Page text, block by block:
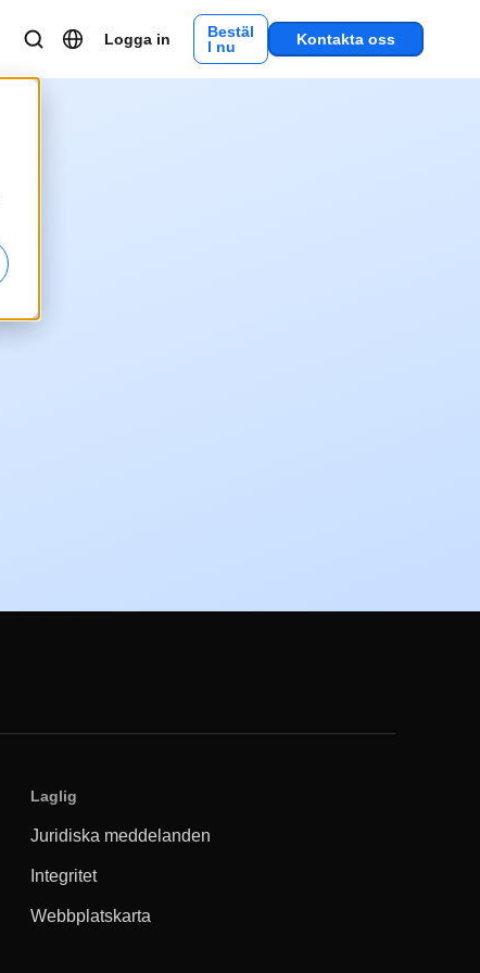
Logga in
Bestäl
l nu
Kontakta oss
Laglig
Juridiska meddelanden
Integritet
Webbplatskarta